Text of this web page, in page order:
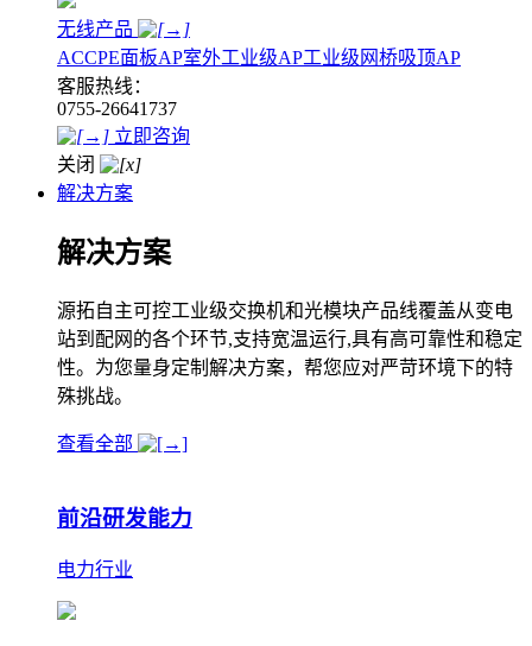
无线产品
ACCPE面板AP室外工业级AP工业级网桥吸顶AP
客服热线：
0755-26641737
立即咨询
关闭
解决方案
解决方案
源拓自主可控工业级交换机和光模块产品线覆盖从变电
站到配网的各个环节,支持宽温运行,具有高可靠性和稳定
性。为您量身定制解决方案，帮您应对严苛环境下的特
殊挑战。
查看全部
前沿研发能力
电力行业